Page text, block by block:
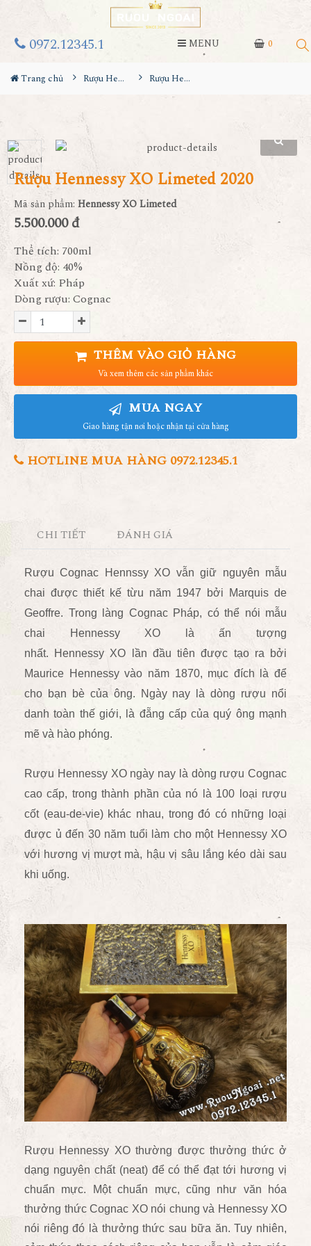
0
0972.12345.1 MENU
Trang chủ Rượu Hennessy Rượu Hennessy XO Limeted 2020
Rượu Hennessy XO Limeted 2020
Mã sản phẩm: Hennessy XO Limeted
5.500.000 đ
Thể tích: 700ml
Nồng độ: 40%
Xuất xứ: Pháp
Dòng rượu: Cognac
THÊM VÀO GIỎ HÀNG
Và xem thêm các sản phẩm khác
MUA NGAY
Giao hàng tận nơi hoặc nhận tại cửa hàng
HOTLINE MUA HÀNG 0972.12345.1
CHI TIẾT ĐÁNH GIÁ
Rượu Cognac Hennssy XO vẫn giữ nguyên mẫu
chai được thiết kế từu năm 1947 bởi Marquis de
Geoffre. Trong làng Cognac Pháp, có thể nói mẫu
chai Hennessy XO là ấn tượng
nhất. Hennessy XO lần đầu tiên được tạo ra bởi
Maurice Hennessy vào năm 1870, mục đích là để
cho bạn bè của ông. Ngày nay là dòng rượu nổi
danh toàn thế giới, là đẵng cấp của quý ông mạnh
mẽ và hào phóng.
Rượu Hennessy XO ngày nay là dòng rượu Cognac
cao cấp, trong thành phần của nó là 100 loại rượu
cốt (eau-de-vie) khác nhau, trong đó có những loại
được ủ đến 30 năm tuổi làm cho một Hennessy XO
với hương vị mượt mà, hậu vị sâu lắng kéo dài sau
khi uống.
Rượu Hennessy XO thường được thưởng thức ở
dạng nguyên chất (neat) để có thể đạt tới hương vị
chuẩn mực.
Một chuẩn mực, cũng như văn hóa
thưởng thức Cognac XO nói chung và Hennessy XO
nói riêng đó là thưởng thức sau bữa ăn. Tuy nhiên,